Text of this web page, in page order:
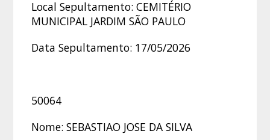
Local Sepultamento: CEMITÉRIO
MUNICIPAL JARDIM SÃO PAULO
Data Sepultamento: 17/05/2026
50064
Nome: SEBASTIAO JOSE DA SILVA